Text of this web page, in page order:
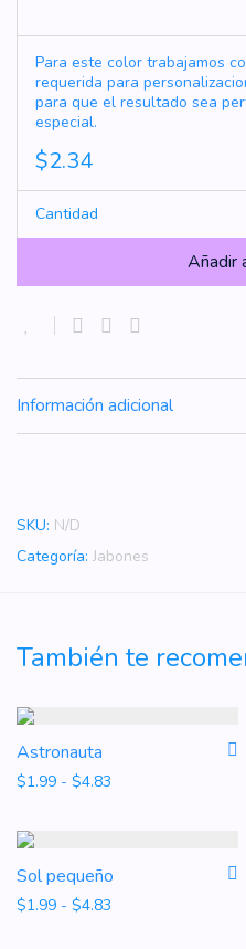
Para este color trabajamos
requerida para
para que el resultado sea
especial.
$2.34
Cantidad
Añadir
Información adicional
SKU: N/D
Categoría: Jabones
También te
Astronauta
$1.99 - $4.83 Rango de precios:
Sol pequeño
$1.99 - $4.83 Rango de precios: